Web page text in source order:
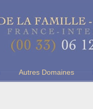
Autres Domaines